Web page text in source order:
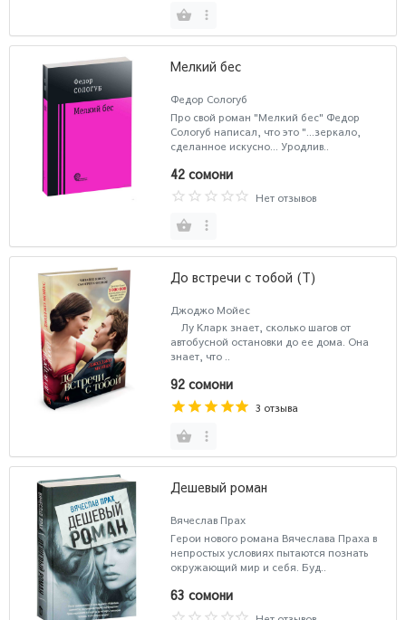
Мелкий бес
Федор Сологуб
Про свой роман "Мелкий бес" Федор
Сологуб написал, что это "...зеркало,
сделанное искусно... Уродлив..
42 сомони
Нет отзывов
До встречи с тобой (Т)
Джоджо Мойес
Лу Кларк знает, сколько шагов от
автобусной остановки до ее дома. Она
знает, что ..
92 сомони
3 отзыва
Дешевый роман
Вячеслав Прах
Герои нового романа Вячеслава Праха в
непростых условиях пытаются познать
окружающий мир и себя. Буд..
63 сомони